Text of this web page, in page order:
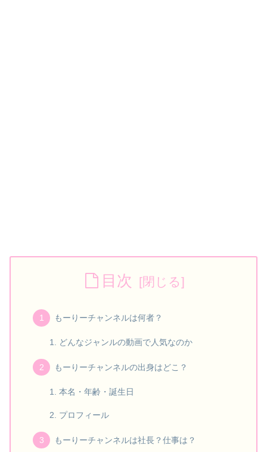
目次
もーりーチャンネルは何者？
どんなジャンルの動画で人気なのか
もーりーチャンネルの出身はどこ？
本名・年齢・誕生日
プロフィール
もーりーチャンネルは社長？仕事は？